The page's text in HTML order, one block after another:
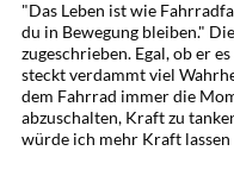
"Das Leben ist wie
du in Bewegung bleiben."
zugeschrieben. Egal, ob er
steckt verdammt viel
dem Fahrrad immer die
abzuschalten, Kraft zu
würde ich mehr Kraft